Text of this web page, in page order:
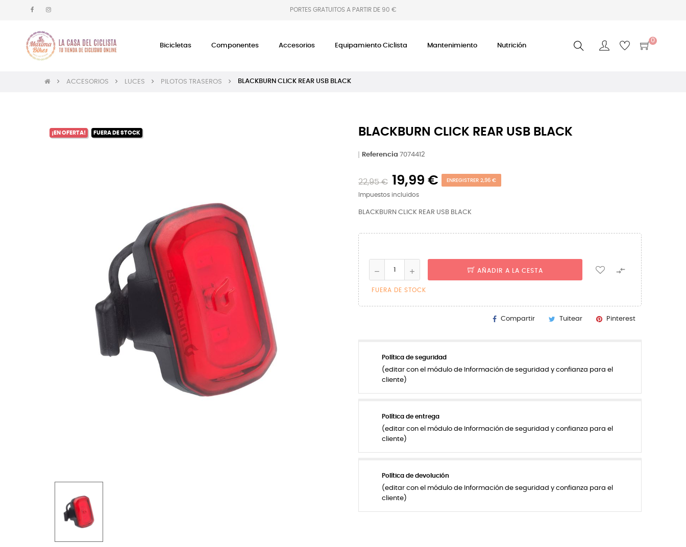
PORTES GRATUITOS A PARTIR DE 90 €
Bicicletas Componentes Accesorios Equipamiento Ciclista Mantenimiento Nutrición
0
ACCESORIOS LUCES PILOTOS TRASEROS BLACKBURN CLICK REAR USB BLACK
¡EN OFERTA! FUERA DE STOCK BLACKBURN CLICK REAR USB BLACK
Referencia 7074412
22,95 € 19,99 € ENREGISTRER 2,96 €
Impuestos incluidos
BLACKBURN CLICK REAR USB BLACK
AÑADIR A LA CESTA 
FUERA DE STOCK
Compartir Tuitear Pinterest
Política de seguridad
(editar con el módulo de Información de seguridad y confianza para el
cliente)
Política de entrega
(editar con el módulo de Información de seguridad y confianza para el
cliente)
Política de devolución
(editar con el módulo de Información de seguridad y confianza para el
cliente)